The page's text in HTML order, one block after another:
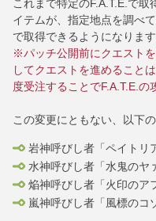
これまで特定のF.A.T.E.で
イテムが、指定地点を調べ
で取得できるようになります
※パッチ公開前にクエスト
してクエストを進めること
度受注することでF.A.T.E.の
この変更にともない、以下
岩神呼びし者「ペイトリ
水神呼びし者「水鬼のヤ
焔神呼びし者「火印のア
嵐神呼びし者「風標のコ